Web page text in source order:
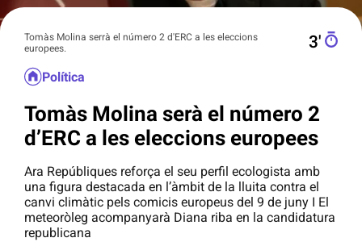
Tomàs Molina serrà el número 2 d'ERC a les eleccions
europees.
3′
Política
Tomàs Molina serà el número 2
d’ERC a les eleccions europees
Ara Repúbliques reforça el seu perfil ecologista amb
una figura destacada en l’àmbit de la lluita contra el
canvi climàtic pels comicis europeus del 9 de juny I El
meteoròleg acompanyarà Diana riba en la candidatura
republicana